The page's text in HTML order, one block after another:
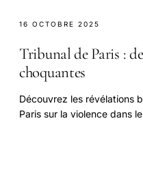
16 OCTOBRE 2025
Tribunal de Paris :
choquantes
Découvrez les révélations
Paris sur la violence dans